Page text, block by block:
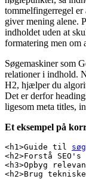
tommelfingerregel
giver mening alene.
indholdet uden at
formatering men om
Søgemaskiner som
relationer i indhold.
H2, hjælper du
Det er derfor
ligesom meta titles,
Et eksempel på
<h1>Guide til
<h2>Forstå
<h3>Opbyg
<h2>Brug